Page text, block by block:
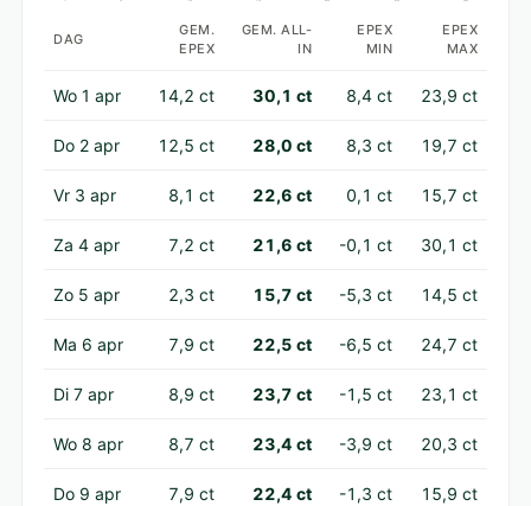
DAG
GEM.
EPEX
GEM. ALL-
IN
EPEX
MIN
EPEX
MAX
Wo 1 apr 14,2 ct 30,1 ct 8,4 ct 23,9 ct
Do 2 apr 12,5 ct 28,0 ct 8,3 ct 19,7 ct
Vr 3 apr 8,1 ct 22,6 ct 0,1 ct 15,7 ct
Za 4 apr 7,2 ct 21,6 ct -0,1 ct 30,1 ct
Zo 5 apr 2,3 ct 15,7 ct -5,3 ct 14,5 ct
Ma 6 apr 7,9 ct 22,5 ct -6,5 ct 24,7 ct
Di 7 apr 8,9 ct 23,7 ct -1,5 ct 23,1 ct
Wo 8 apr 8,7 ct 23,4 ct -3,9 ct 20,3 ct
Do 9 apr 7,9 ct 22,4 ct -1,3 ct 15,9 ct